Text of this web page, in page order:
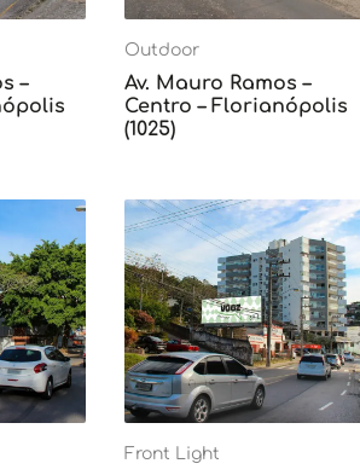
–
Outdoor
Av. Mauro Ramos –
Centro – Florianópolis
(1025)
Front Light